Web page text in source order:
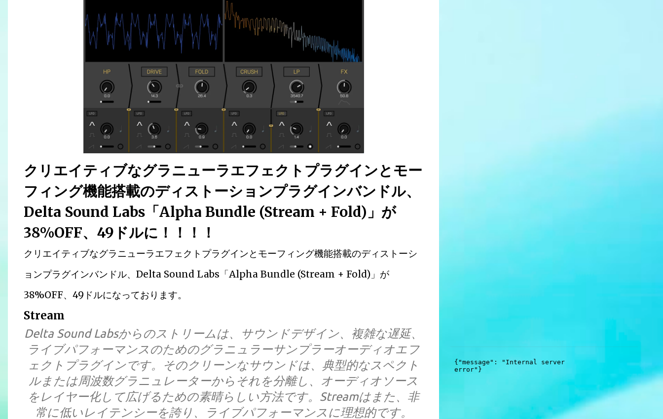
クリエイティブなグラニューラエフェクトプラグインとモー
フィング機能搭載のディストーションプラグインバンドル、
Delta Sound Labs「Alpha Bundle (Stream + Fold)」が
38%OFF、49ドルに！！！！
クリエイティブなグラニューラエフェクトプラグインとモーフィング機能搭載のディストーシ
ョンプラグインバンドル、Delta Sound Labs「Alpha Bundle (Stream + Fold)」が
38%OFF、49ドルになっております。
Stream
Delta Sound Labsからのストリームは、サウンドデザイン、複雑な遅延、
ライブパフォーマンスのためのグラニュラーサンプラーオーディオエフ
ェクトプラグインです。そのクリーンなサウンドは、典型的なスペクト
ルまたは周波数グラニュレーターからそれを分離し、オーディオソース
をレイヤー化して広げるための素晴らしい方法です。Streamはまた、非
常に低いレイテンシーを誇り、ライブパフォーマンスに理想的です。